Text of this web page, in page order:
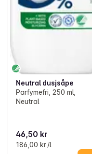
Neutral dusjsåpe
Parfymefri, 250 ml,
Neutral
46,50 kr
186,00 kr /l